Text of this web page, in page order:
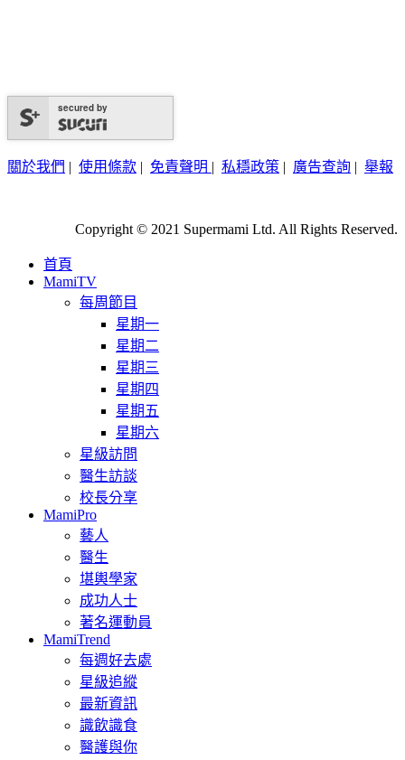
secured by
關於我們 | 使用條款 | 免責聲明 | 私穩政策 | 廣告查詢 | 舉報
Copyright © 2021 Supermami Ltd. All Rights Reserved.
首頁
MamiTV
每周節目
星期一
星期二
星期三
星期四
星期五
星期六
星級訪問
醫生訪談
校長分享
MamiPro
藝人
醫生
堪輿學家
成功人士
著名運動員
MamiTrend
每週好去處
星級追縱
最新資訊
識飲識食
醫護與你